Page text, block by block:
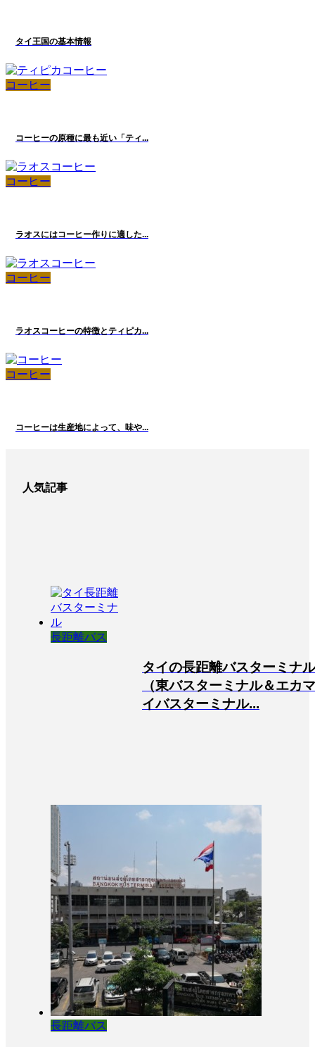
タイ王国の基本情報
コーヒー
コーヒーの原種に最も近い「ティ...
コーヒー
ラオスにはコーヒー作りに適した...
コーヒー
ラオスコーヒーの特徴とティピカ...
コーヒー
コーヒーは生産地によって、味や...
人気記事
長距離バス
タイの長距離バスターミナル
（東バスターミナル＆エカマ
イバスターミナル...
長距離バス